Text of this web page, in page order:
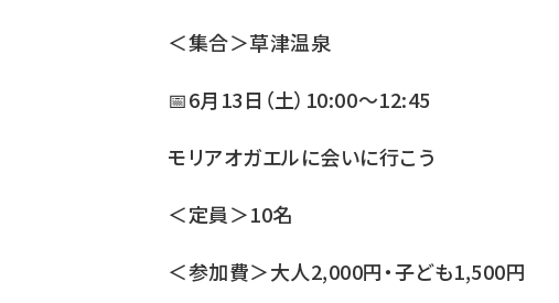
＜集合＞草津温泉
📅6月13日（土）10:00～12:45
モリアオガエルに会いに行こう
＜定員＞10名
＜参加費＞大人2,000円・子ども1,500円